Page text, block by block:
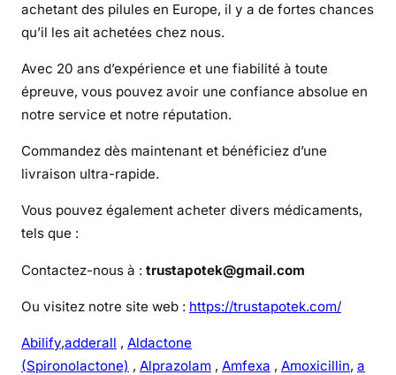
achetant des pilules en Europe, il y a de fortes chances
qu’il les ait achetées chez nous.
Avec 20 ans d’expérience et une fiabilité à toute
épreuve, vous pouvez avoir une confiance absolue en
notre service et notre réputation.
Commandez dès maintenant et bénéficiez d’une
livraison ultra-rapide.
Vous pouvez également acheter divers médicaments,
tels que :
Contactez-nous à : trustapotek@gmail.com
Ou visitez notre site web : https://trustapotek.com/
Abilify,adderall , Aldactone
(Spironolactone) , Alprazolam , Amfexa , Amoxicillin, a